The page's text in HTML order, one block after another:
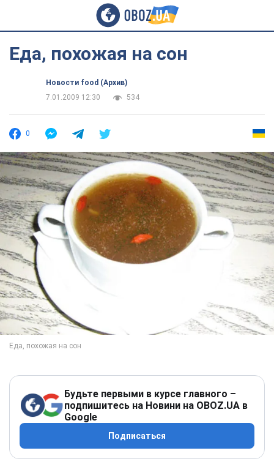
Еда, похожая на сон
Новости food (Архив)
7.01.2009 12:30
534
0
Будьте первыми в курсе главного –
подпишитесь на Новини на OBOZ.UA в
Google
Подписаться